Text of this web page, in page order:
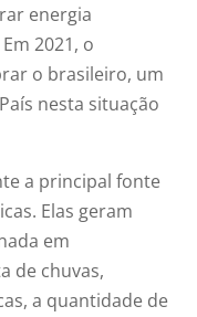
energia
2021, o
o brasileiro, um
nesta situação
a principal fonte
Elas geram
em
de chuvas,
a quantidade de